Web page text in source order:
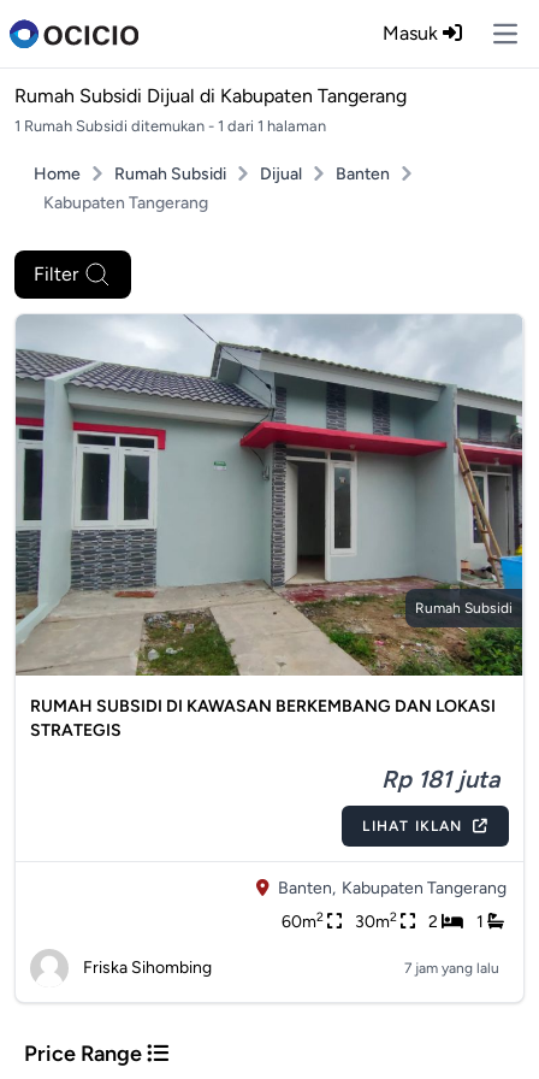
Masuk
Rumah Subsidi Dijual di Kabupaten Tangerang
1 Rumah Subsidi ditemukan - 1 dari 1 halaman
Home Rumah Subsidi Dijual
Banten
Kabupaten Tangerang
Filter
Rumah Subsidi
RUMAH SUBSIDI DI KAWASAN BERKEMBANG DAN LOKASI
STRATEGIS
Rp 181 juta
LIHAT IKLAN
Banten, Kabupaten Tangerang
60m2 30m2 2 1
Friska Sihombing 7 jam yang lalu
Price Range